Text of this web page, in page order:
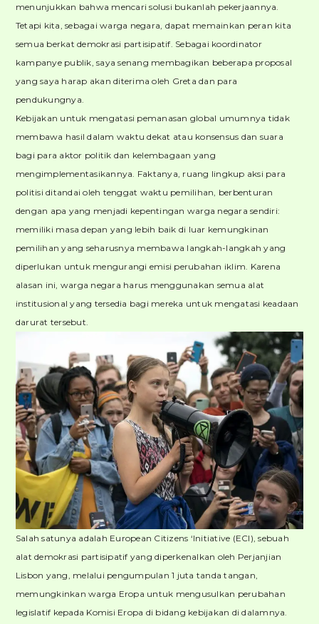
menunjukkan bahwa mencari solusi bukanlah pekerjaannya.
Tetapi kita, sebagai warga negara, dapat memainkan peran kita
semua berkat demokrasi partisipatif. Sebagai koordinator
kampanye publik, saya senang membagikan beberapa proposal
yang saya harap akan diterima oleh Greta dan para
pendukungnya.
Kebijakan untuk mengatasi pemanasan global umumnya tidak
membawa hasil dalam waktu dekat atau konsensus dan suara
bagi para aktor politik dan kelembagaan yang
mengimplementasikannya. Faktanya, ruang lingkup aksi para
politisi ditandai oleh tenggat waktu pemilihan, berbenturan
dengan apa yang menjadi kepentingan warga negara sendiri:
memiliki masa depan yang lebih baik di luar kemungkinan
pemilihan yang seharusnya membawa langkah-langkah yang
diperlukan untuk mengurangi emisi perubahan iklim. Karena
alasan ini, warga negara harus menggunakan semua alat
institusional yang tersedia bagi mereka untuk mengatasi keadaan
darurat tersebut.
Salah satunya adalah European Citizens ‘Initiative (ECI), sebuah
alat demokrasi partisipatif yang diperkenalkan oleh Perjanjian
Lisbon yang, melalui pengumpulan 1 juta tanda tangan,
memungkinkan warga Eropa untuk mengusulkan perubahan
legislatif kepada Komisi Eropa di bidang kebijakan di dalamnya.